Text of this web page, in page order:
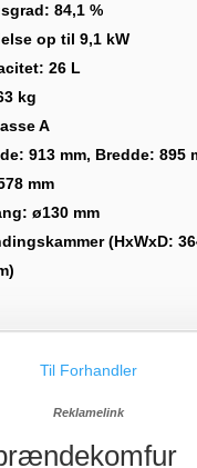
84,1 %
op til 9,1 kW
26 L
kg
A
913 mm, Bredde: 895
mm
ø130 mm
(HxWxD:
Til Forhandler
Reklamelink